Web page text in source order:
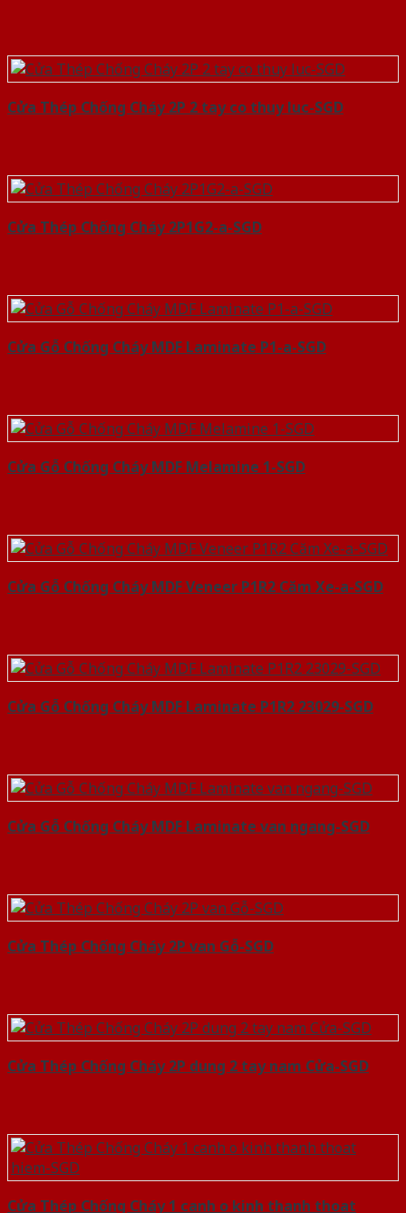
Cửa Thép Chống Cháy 2P 2 tay co thuy luc-SGD
Cửa Thép Chống Cháy 2P1G2-a-SGD
Cửa Gỗ Chống Cháy MDF Laminate P1-a-SGD
Cửa Gỗ Chống Cháy MDF Melamine 1-SGD
Cửa Gỗ Chống Cháy MDF Veneer P1R2 Căm Xe-a-SGD
Cửa Gỗ Chống Cháy MDF Laminate P1R2 23029-SGD
Cửa Gỗ Chống Cháy MDF Laminate van ngang-SGD
Cửa Thép Chống Cháy 2P van Gỗ-SGD
Cửa Thép Chống Cháy 2P dung 2 tay nam Cửa-SGD
Cửa Thép Chống Cháy 1 canh o kinh thanh thoat